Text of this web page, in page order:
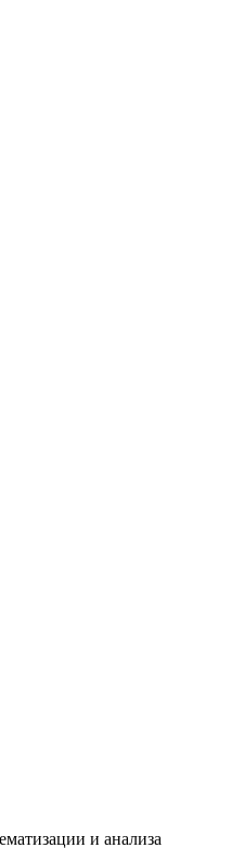
и анализа